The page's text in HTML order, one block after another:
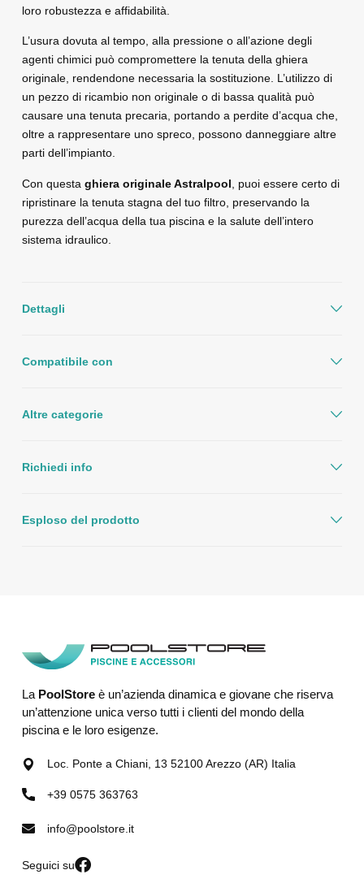
loro robustezza e affidabilità.
L’usura dovuta al tempo, alla pressione o all’azione degli
agenti chimici può compromettere la tenuta della ghiera
originale, rendendone necessaria la sostituzione. L’utilizzo di
un pezzo di ricambio non originale o di bassa qualità può
causare una tenuta precaria, portando a perdite d’acqua che,
oltre a rappresentare uno spreco, possono danneggiare altre
parti dell’impianto.
Con questa ghiera originale Astralpool , puoi essere certo di
ripristinare la tenuta stagna del tuo filtro, preservando la
purezza dell’acqua della tua piscina e la salute dell’intero
sistema idraulico.
Dettagli
Compatibile con
Altre categorie
Richiedi info
Esploso del prodotto
La PoolStoreè un’azienda dinamica e giovane che riserva
un’attenzione unica verso tutti i clienti del mondo della
piscina e le loro esigenze.
Loc. Ponte a Chiani, 13 52100 Arezzo (AR) Italia
+39 0575 363763
info@poolstore.it
Seguici su